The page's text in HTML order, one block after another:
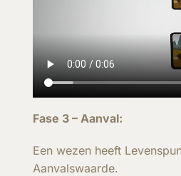
Fase 3 – Aanval:
Een wezen heeft
Aanvalswaarde.